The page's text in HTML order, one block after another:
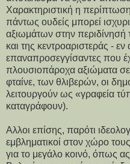
Χαρακτηριστική η
πάντως ουδείς μπορεί
αξιωμάτων στην περιδίνησή
και της κεντροαριστεράς -
επαναπροσεγγίσαντες που
πλουσιοπάροχα αξιώματα
φταίνε, των θλιβερών, οι
λειτουργούν ως «γραφεία
καταγράφουν).
Αλλοι επίσης, παρότι
εμβληματικοί στον χώρο
για το μεγάλο κοινό, όπως